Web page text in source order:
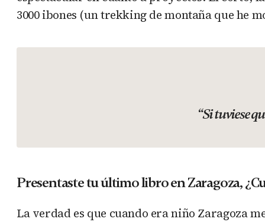
3000 ibones (un trekking de montaña que he
“Si tuviese
Presentaste tu último libro en Zaragoza,
La verdad es que cuando era niño Zaragoza